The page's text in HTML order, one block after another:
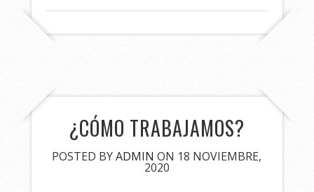
¿CÓMO TRABAJAMOS?
POSTED BYADMIN ON 18 NOVIEMBRE,
2020